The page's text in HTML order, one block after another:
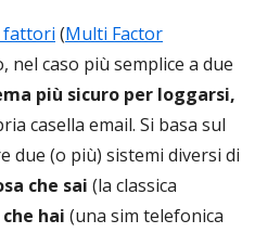
fattori (Multi Factor
nel caso più semplice a due
più sicuro per loggarsi,
casella email. Si basa sul
due (o più) sistemi diversi di
che sai (la classica
hai (una sim telefonica